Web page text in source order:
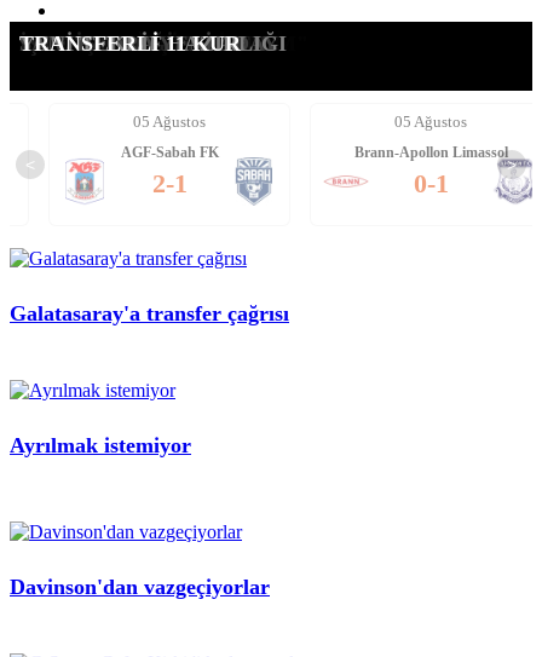
G.SARAY'A YANIT VERDİ
OSIMHEN: "BEN GİTMEM"
KANAT DEĞİŞİM PLANI!
SON AŞAMA: CAN UZUN
İŞTE İSTEDİĞİ STOPER
SANTRFORA YENİ ADAY
YENİ TEKLİF HAZIRLIĞI
TRANSFERLİ 11 KUR
<
05 Ağustos
AGF-Sabah FK
2-1
05 Ağustos
Brann-Apollon Limassol
0-1
>
Galatasaray'a transfer çağrısı
Ayrılmak istemiyor
Davinson'dan vazgeçiyorlar